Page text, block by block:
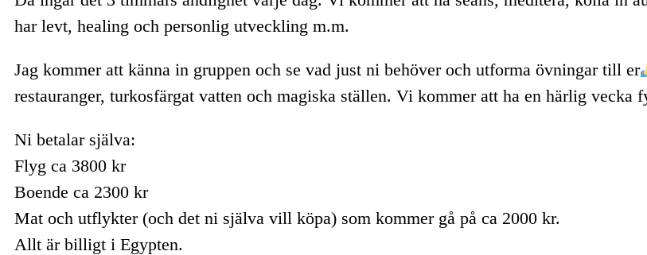
har levt, healing och personlig utveckling m.m.
Jag kommer att känna in gruppen och se vad just ni behöver och utforma övningar till er
restauranger, turkosfärgat vatten och magiska ställen. Vi kommer att ha en härlig
Ni betalar själva:
Flyg ca 3800 kr
Boende ca 2300 kr
Mat och utflykter (och det ni själva vill köpa) som kommer gå på ca 2000 kr.
Allt är billigt i Egypten.